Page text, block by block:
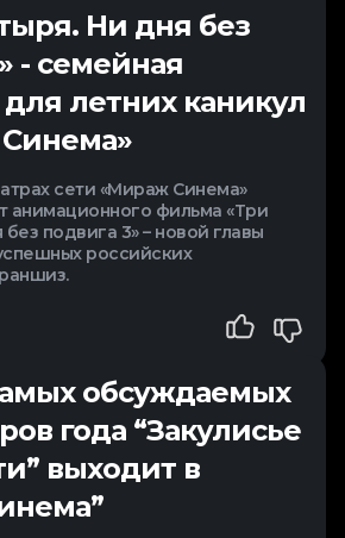
Ни дня без
- семейная
летних каникул
сети «Мираж Синема»
анимационного фильма «Три
подвига 3» – новой главы
российских
обсуждаемых
года “Закулисье
выходит в